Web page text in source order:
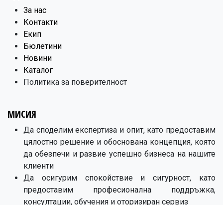
​За нас
Контакти
Екип
Бюлетини
Новини
Каталог
Политика за поверителност
МИСИЯ
Да споделим експертиза и опит, като предоставим
цялостно решение и обоснована концепция, която
да обезпечи и развие успешно бизнеса на нашите
клиенти
Да осигурим спокойствие и сигурност, като
предоставим професионална поддръжка,
консултации, обучения и оторизиран сервиз